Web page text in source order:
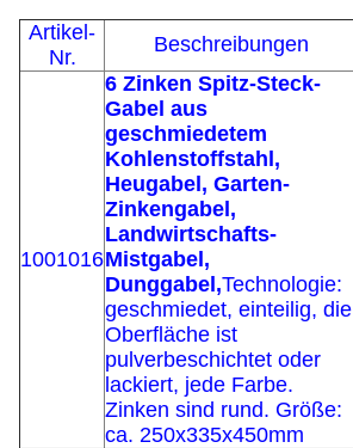
Artikel-
Nr.
Beschreibungen
1001016
6 Zinken Spitz-Steck-
Gabel aus
geschmiedetem
Kohlenstoffstahl,
Heugabel, Garten-
Zinkengabel,
Landwirtschafts-
Mistgabel,
Dunggabel,Technologie:
geschmiedet, einteilig, die
Oberfläche ist
pulverbeschichtet oder
lackiert, jede Farbe.
Zinken sind rund. Größe:
ca. 250x335x450mm